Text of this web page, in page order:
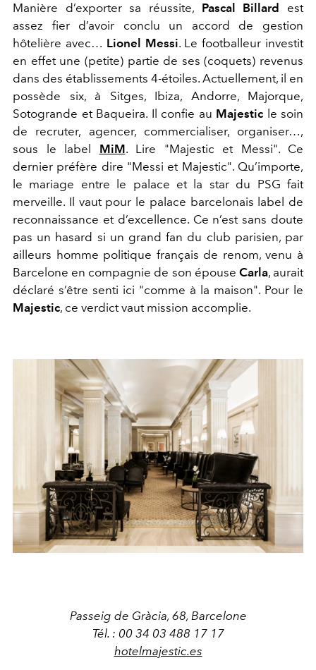
Manière d’exporter sa réussite, Pascal Billard
est
assez fier d’avoir conclu
un accord de gestion
hôtelière avec… Lionel Messi. Le footballeur investit
en effet une (petite) partie de ses(coquets) revenus
dans des établissements 4-étoiles. Actuellement, il en
possède six, à Sitges, Ibiza, Andorre, Majorque,
Sotogrande et Baqueira. Il confie au Majestic le soin
de recruter, agencer, commercialiser, organiser…,
sous le label MiM. Lire "Majestic et Messi". Ce
dernier préfère dire "Messi et Majestic". Qu’importe,
le mariage entre le palace et la star du PSGfait
merveille. Il vaut pour le palace barcelonais label de
reconnaissance et d’excellence. Ce n’est sans doute
pas un hasard si un grandfan du club parisien, par
ailleurs homme politique français de renom,venu à
Barcelone en compagnie de son épouse Carla,aurait
déclaré s’être senti ici "comme à la maison". Pour le
Majestic, ce verdict vautmission accomplie.
Passeig de Gràcia, 68, Barcelone
Tél. : 00 34 03 488 17 17
hotelmajestic.es